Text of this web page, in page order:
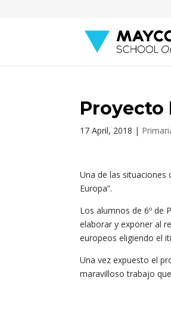
Proyecto
17 April, 2018 |
Una de las
Europa”.
Los alumnos de 6º de
elaborar y exponer al
europeos eligiendo el
Una vez expuesto el
maravilloso trabajo